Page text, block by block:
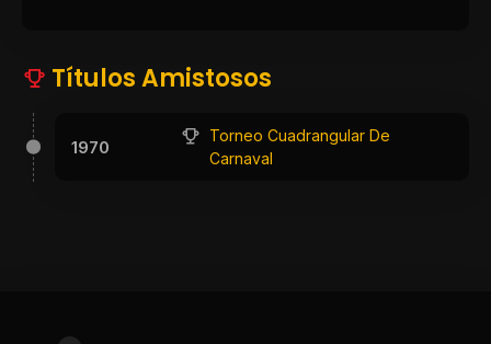
Títulos Amistosos
1970
Torneo Cuadrangular De
Carnaval